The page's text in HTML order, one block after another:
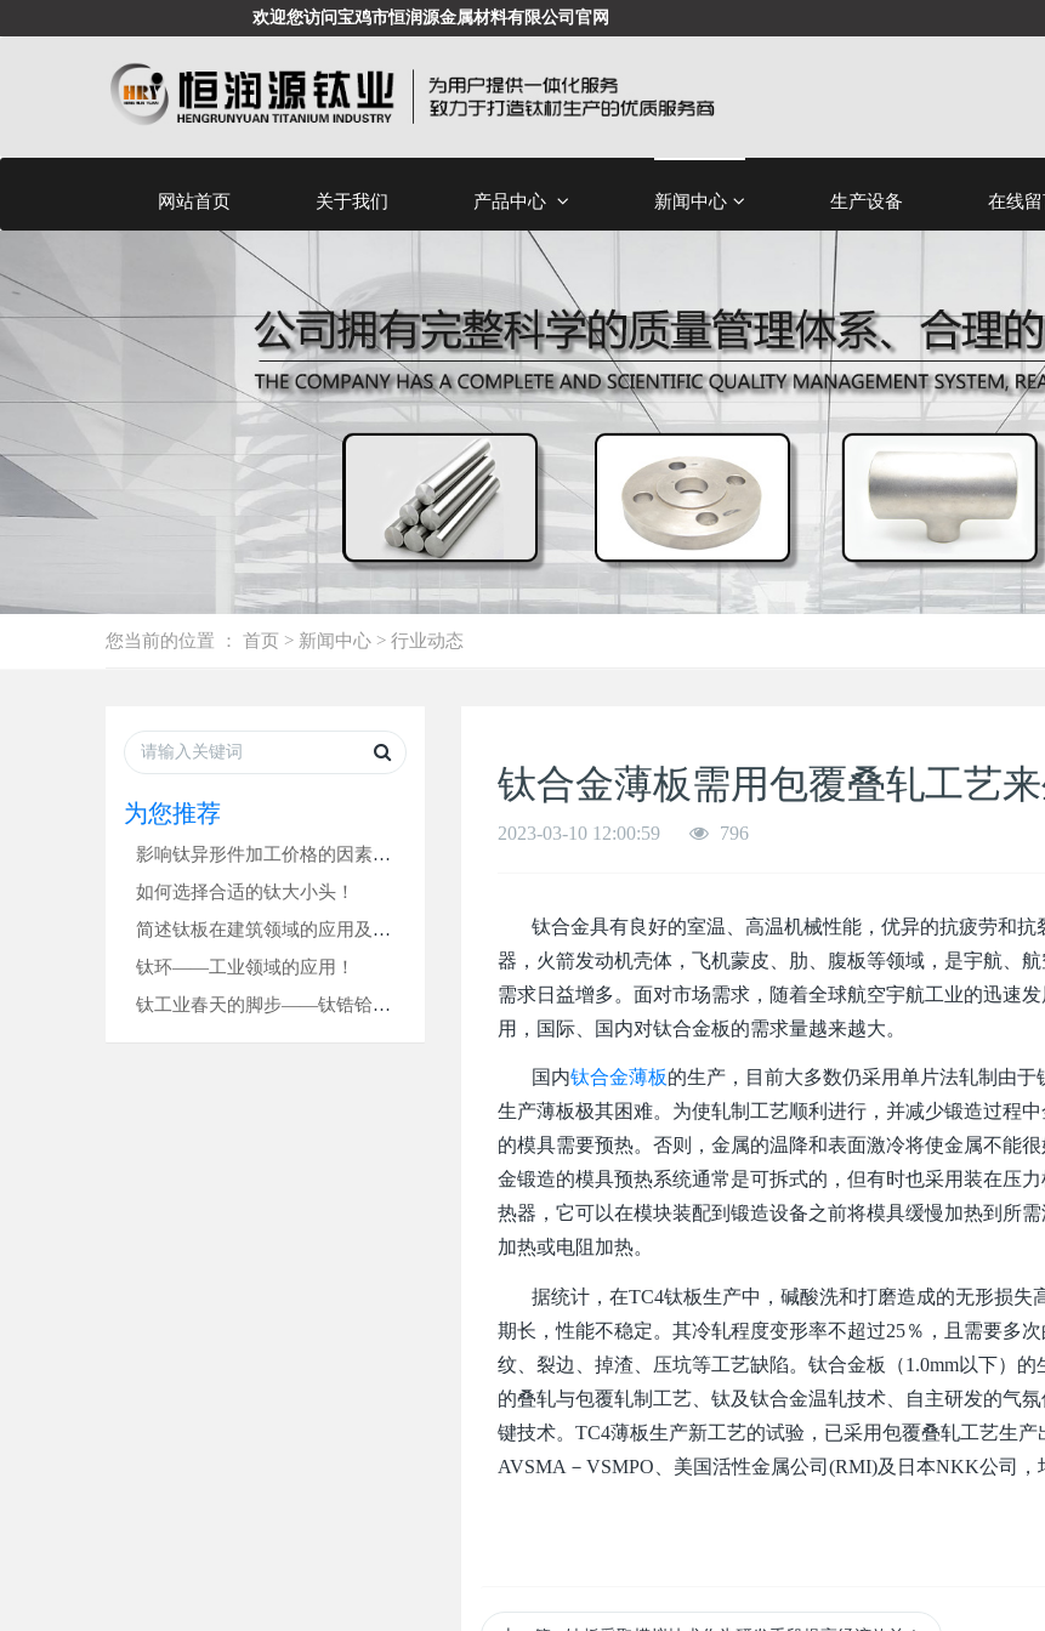
欢迎您访问宝鸡市恒润源金属材料有限公司官网
网站首页 关于我们 产品中心 新闻中心 生产设备 在线
您当前的位置 ： 首页 > 新闻中心 > 行业动态
为您推荐
影响钛异形件加工价格的因素有哪些？
如何选择合适的钛大小头！
简述钛板在建筑领域的应用及其优势！
钛环——工业领域的应用！
钛工业春天的脚步——钛锆铪年会释放的信号
钛合金薄板需用包覆叠轧工艺来
2023-03-10 12:00:59 796
钛合金具有良好的室温、高温机械性能，优异的抗疲劳和抗
器，火箭发动机壳体，飞机蒙皮、肋、腹板等领域，是宇航、
需求日益增多。面对市场需求，随着全球航空宇航工业的迅速
用，国际、国内对钛合金板的需求量越来越大。
国内钛合金薄板的生产，目前大多数仍采用单片法轧制由
生产薄板极其困难。为使轧制工艺顺利进行，并减少锻造过程
的模具需要预热。否则，金属的温降和表面激冷将使金属不能
金锻造的模具预热系统通常是可拆式的，但有时也采用装在压
热器，它可以在模块装配到锻造设备之前将模具缓慢加热到所
加热或电阻加热。
据统计，在TC4钛板生产中，碱酸洗和打磨造成的无形损失
期长，性能不稳定。其冷轧程度变形率不超过25％，且需要多
纹、裂边、掉渣、压坑等工艺缺陷。钛合金板（1.0mm以下）
的叠轧与包覆轧制工艺、钛及钛合金温轧技术、自主研发的气
键技术。TC4薄板生产新工艺的试验，已采用包覆叠轧工艺生
AVSMA－VSMPO、美国活性金属公司(RMI)及日本NKK公司，